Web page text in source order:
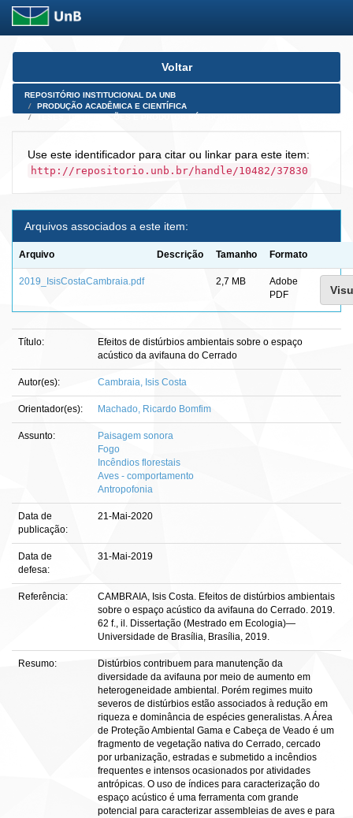
Skip
Voltar
REPOSITÓRIO INSTITUCIONAL DA UNB
PRODUÇÃO ACADÊMICA E CIENTÍFICA
Use este identificador para citar ou linkar para este item:
http://repositorio.unb.br/handle/10482/37830
Arquivos associados a este item:
Arquivo Descrição Tamanho Formato
2019_IsisCostaCambraia.pdf 2,7 MB
Adobe
PDF
Título:
Efeitos de distúrbios ambientais sobre o espaço
acústico da avifauna do Cerrado
Autor(es): Cambraia, Isis Costa
Orientador(es): Machado, Ricardo Bomfim
Assunto:
Paisagem sonora
Fogo
Incêndios florestais
Aves - comportamento
Antropofonia
Data de
publicação:
21-Mai-2020
Data de
defesa:
31-Mai-2019
Referência:
CAMBRAIA, Isis Costa. Efeitos de distúrbios ambientais
sobre o espaço acústico da avifauna do Cerrado. 2019.
62 f., il. Dissertação (Mestrado em Ecologia)—
Universidade de Brasília, Brasília, 2019.
Resumo:
Distúrbios contribuem para manutenção da
diversidade da avifauna por meio de aumento em
heterogeneidade ambiental. Porém regimes muito
severos de distúrbios estão associados à redução em
riqueza e dominância de espécies generalistas. A Área
de Proteção Ambiental Gama e Cabeça de Veado é um
fragmento de vegetação nativa do Cerrado, cercado
por urbanização, estradas e submetido a incêndios
frequentes e intensos ocasionados por atividades
antrópicas. O uso de índices para caracterização do
espaço acústico é uma ferramenta com grande
potencial para caracterizar assembleias de aves e para